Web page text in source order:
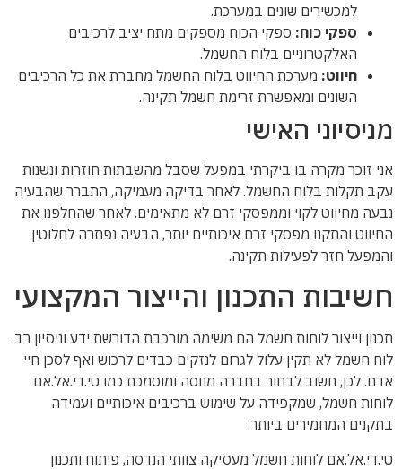
למכשירים שונים במערכת.
ספקי כוח: ספקי הכוח מספקים מתח יציב לרכיבים
האלקטרוניים בלוח החשמל.
חיווט: מערכת החיווט בלוח החשמל מחברת את כל הרכיבים
השונים ומאפשרת זרימת חשמל תקינה.
מניסיוני האישי
אני זוכר מקרה בו ביקרתי במפעל שסבל מהשבתות חוזרות ונשנות
עקב תקלות בלוח החשמל. לאחר בדיקה מעמיקה, התברר שהבעיה
נבעה מחיווט לקוי וממפסקי זרם לא מתאימים. לאחר שהחלפנו את
החיווט והתקנו מפסקי זרם איכותיים יותר, הבעיה נפתרה לחלוטין
והמפעל חזר לפעילות תקינה.
חשיבות התכנון והייצור המקצועי
תכנון וייצור לוחות חשמל הם משימה מורכבת הדורשת ידע וניסיון רב.
לוח חשמל לא תקין עלול לגרום לנזקים כבדים לרכוש ואף לסכן חיי
אדם. לכן, חשוב לבחור בחברה מנוסה ומוסמכת כמו טי.די.אל.אם
לוחות חשמל, שמקפידה על שימוש ברכיבים איכותיים ועמידה
בתקנים המחמירים ביותר.
טי.די.אל.אם לוחות חשמל מעסיקה צוותי הנדסה, פיתוח ותכנון